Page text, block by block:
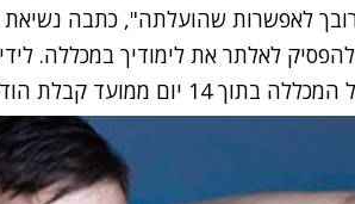
לאפשרות שהועלתה", כתבה נשיאת
לאלתר את לימודיך במכללה.
14 יום ממועד קבלת הודעה זו".